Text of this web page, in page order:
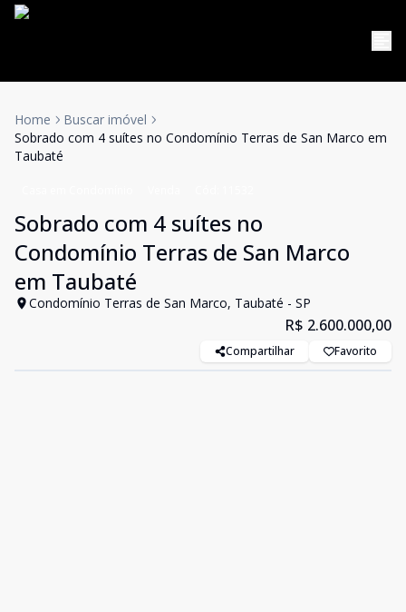
Home
Buscar imóvel
Sobrado com 4 suítes no Condomínio Terras de San Marco em
Taubaté
Sobrado com 4 suítes no
Condomínio Terras de San Marco
em Taubaté
Condomínio Terras de San Marco, Taubaté - SP
R$ 2.600.000,00
Compartilhar Favorito